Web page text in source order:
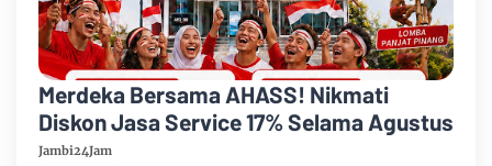
Merdeka Bersama AHASS! Nikmati
Diskon Jasa Service 17% Selama Agustus
Jambi24Jam